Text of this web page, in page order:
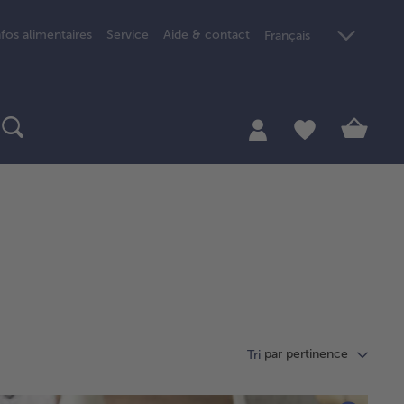
alimentaires Service Aide & contact Français
Tri par pertinence